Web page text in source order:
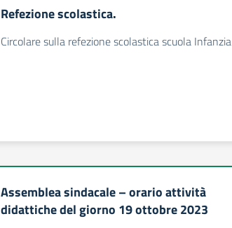
Refezione scolastica.
Circolare sulla refezione scolastica scuola Infanzia
Assemblea sindacale – orario attività
didattiche del giorno 19 ottobre 2023